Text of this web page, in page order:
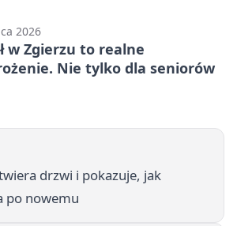
2026
w Zgierzu to realne
Nie tylko dla seniorów
drzwi i pokazuje, jak
po nowemu